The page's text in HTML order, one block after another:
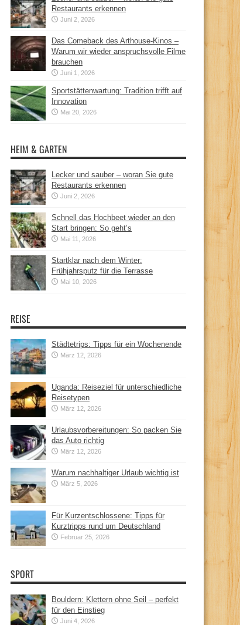
Restaurants erkennen
Juni 2, 2026
Das Comeback des Arthouse-Kinos –
Warum wir wieder anspruchsvolle Filme
brauchen
Juni 1, 2026
Sportstättenwartung: Tradition trifft auf
Innovation
Mai 20, 2026
HEIM & GARTEN
Lecker und sauber – woran Sie gute
Restaurants erkennen
Juni 2, 2026
Schnell das Hochbeet wieder an den
Start bringen: So geht’s
Mai 11, 2026
Startklar nach dem Winter:
Frühjahrsputz für die Terrasse
Mai 10, 2026
REISE
Städtetrips: Tipps für ein Wochenende
März 12, 2026
Uganda: Reiseziel für unterschiedliche
Reisetypen
März 12, 2026
Urlaubsvorbereitungen: So packen Sie
das Auto richtig
März 12, 2026
Warum nachhaltiger Urlaub wichtig ist
März 5, 2026
Für Kurzentschlossene: Tipps für
Kurztripps rund um Deutschland
Februar 25, 2026
SPORT
Bouldern: Klettern ohne Seil – perfekt
für den Einstieg
Juni 4, 2026